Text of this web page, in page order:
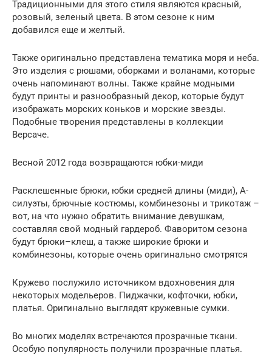
Традиционными для этого стиля являются красный,
розовый, зеленый цвета. В этом сезоне к ним
добавился еще и желтый.
Также оригинально представлена тематика моря и неба.
Это изделия с рюшами, оборками и воланами, которые
очень напоминают волны. Также крайне модными
будут принты и разнообразный декор, которые будут
изображать морских коньков и морские звезды.
Подобные творения представлены в коллекции
Версаче.
Весной 2012 года возвращаются юбки-миди
Расклешенные брюки, юбки средней длины (миди), А-
силуэты, брючные костюмы, комбинезоны и трикотаж –
вот, на что нужно обратить внимание девушкам,
составляя свой модный гардероб. Фаворитом сезона
будут брюки–клеш, а также широкие брюки и
комбинезоны, которые очень оригинально смотрятся
Кружево послужило источником вдохновения для
некоторых модельеров. Пиджачки, кофточки, юбки,
платья. Оригинально выглядят кружевные сумки.
Во многих моделях встречаются прозрачные ткани.
Особую популярность получили прозрачные платья.